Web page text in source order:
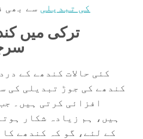
کی تبدیلی سے بھی
ترکی میں
کئی حالات کندھے کے
کندھے کی جوڑ تبدیلی کی
افزائی کرتی ہیں۔
ہیں، ہم زیادہ شکار
کے لئے، گو کہ کندھے کا